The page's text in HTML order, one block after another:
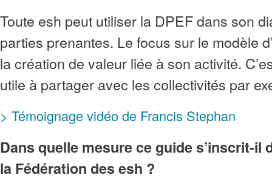
Toute esh peut utiliser la DPEF dans son
parties prenantes. Le focus sur le modèle
la création de valeur liée à son activité.
utile à partager avec les collectivités par
> Témoignage vidéo de Francis Stephan
Dans quelle mesure ce guide s’inscrit-il
la Fédération des esh ?